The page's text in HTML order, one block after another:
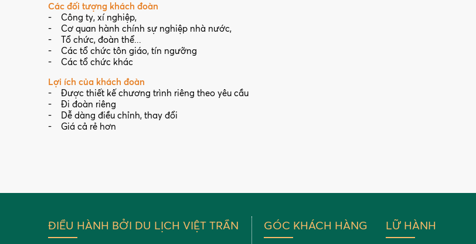
Các đối tượng khách đoàn
- Công ty, xí nghiệp,
- Cơ quan hành chính sự nghiệp nhà nước,
- Tổ chức, đoàn thể...
- Các tổ chức tôn giáo, tín ngưỡng
- Các tổ chức khác
Lợi ích của khách đoàn
- Được thiết kế chương trình riêng theo yêu cầu
- Đi đoàn riêng
- Dễ dàng điều chỉnh, thay đổi
- Giá cả rẻ hơn
ĐIỀU HÀNH BỞI DU LỊCH VIỆT TRẦN GÓC KHÁCH HÀNG LỮ HÀNH